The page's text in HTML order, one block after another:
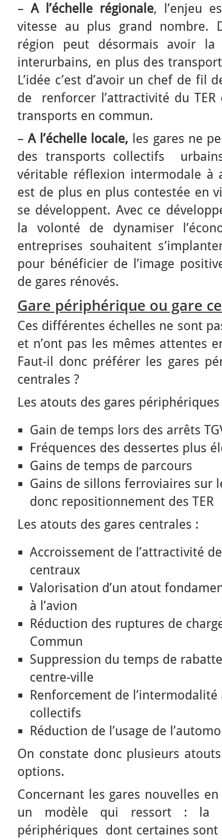
– A l’échelle régionale, l’enjeu
vitesse au plus grand nombre.
région peut désormais avoir
interurbains, en plus des
L’idée c’est d’avoir un chef de fil
de renforcer l’attractivité du
transports en commun.
–A l’échelle locale, les gares ne
des transports collectifs
véritable réflexion intermodale à
est de plus en plus contestée en
se développent. Avec ce
la volonté de dynamiser
entreprises souhaitent
pour bénéficier de l’image
de gares rénovés.
Gare périphérique ou gare
Ces différentes échelles ne sont
et n’ont pas les mêmes attentes
Faut-il donc préférer les gares
centrales ?
Les atouts des gares périphériques
Gain de temps lors des arrêts
Fréquences des dessertes plus
Gains de temps de parcours
Gains de sillons ferroviaires sur
donc repositionnement des TER
Les atouts des gares centrales :
Accroissement de l’attractivité
centraux
Valorisation d’un atout
à l’avion
Réduction des ruptures de
Commun
Suppression du temps de
centre-ville
Renforcement de
collectifs
Réduction de l’usage de
On constate donc plusieurs
options.
Concernant les gares nouvelles
un modèle qui ressort : la
périphériques dont certaines